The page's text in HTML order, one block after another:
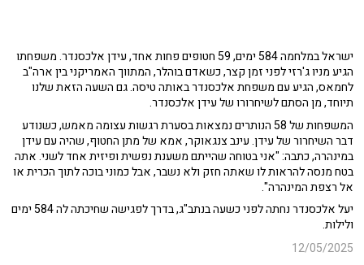
ישראל במלחמה 584 ימים, 59 חטופים פחות אחד, עידן אלכסנדר. משפחתו
הגיע מניו ג'רזי לפני זמן קצר, כשאדם בוהלר, המתווך האמריקני בין ארה"ב
לחמאס, הגיע עם משפחת אלכסנדר באותה טיסה.גם השעה הזאת שלנו
תיוחד, מן הסתם לשיחרורו של עידן אלכסנדר.
המשפחות של 58 הנותרים נמצאות בסערת רגשות עצומה מאמש, כשנודע
דבר השיחרור של עידן.עינב צנגאוקר, אמא של מתן החטוף, שהיה עם עידן
במינהרה, כתבה: "אני בטוחה שהייתם משענת נפשית ופיזית אחד לשני. אתה
בטח מנסה להראות לו שאתה חזק ולא נשבר, אבל כמוני בוכה לתוך הכרית או
אל רצפת המינהרה".
יעל אלכסנדר נחתה לפני כשעה בנתב"ג, בדרך לפגישה שחיכתה לה 584 ימים
ולילות.
12/05/2025